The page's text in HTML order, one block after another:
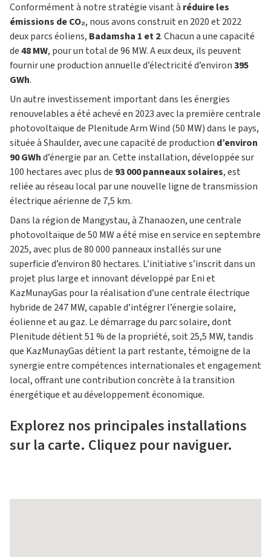
Conformément à notre stratégie visant à réduire les
émissions de CO₂, nous avons construit en 2020 et 2022
deux parcs éoliens, Badamsha 1 et 2. Chacun a une capacité
de48 MW, pour un total de 96 MW. A eux deux, ils peuvent
fournir une production annuelle d’électricité d’environ395
GWh.
Un autre investissement important dans les énergies
renouvelables a été achevé en 2023 avec la première centrale
photovoltaïque de Plenitude Arm Wind (50 MW) dans le pays,
située à Shaulder, avec une capacité de production d’environ
90 GWhd’énergie par an. Cette installation, développée sur
100 hectares avec plus de 93 000 panneaux solaires, est
reliée au réseau local par une nouvelle ligne de transmission
électrique aérienne de 7,5 km.
Dans la région de Mangystau, à Zhanaozen, une centrale
photovoltaïque de 50 MW a été mise en service en septembre
2025, avec plus de 80 000 panneaux installés sur une
superficie d’environ 80 hectares. L’initiative s’inscrit dans un
projet plus large et innovant développé par Eni et
KazMunayGas pour la réalisation d’une centrale électrique
hybride de 247 MW, capable d’intégrer l’énergie solaire,
éolienne et au gaz. Le démarrage du parc solaire, dont
Plenitude détient 51 % de la propriété, soit 25,5 MW, tandis
que KazMunayGas détient la part restante, témoigne de la
synergie entre compétences internationales et engagement
local, offrant une contribution concrète à la transition
énergétique et au développement économique.
Explorez nos principales installations
sur la carte. Cliquez pour naviguer.